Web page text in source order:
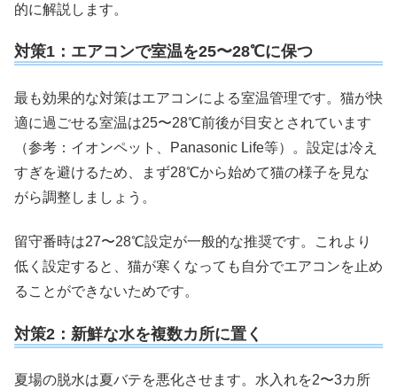
的に解説します。
対策1：エアコンで室温を25〜28℃に保つ
最も効果的な対策はエアコンによる室温管理です。猫が快
適に過ごせる室温は25〜28℃前後が目安とされています
（参考：イオンペット、Panasonic Life等）。設定は冷え
すぎを避けるため、まず28℃から始めて猫の様子を見な
がら調整しましょう。
留守番時は27〜28℃設定が一般的な推奨です。これより
低く設定すると、猫が寒くなっても自分でエアコンを止め
ることができないためです。
対策2：新鮮な水を複数カ所に置く
夏場の脱水は夏バテを悪化させます。水入れを2〜3カ所